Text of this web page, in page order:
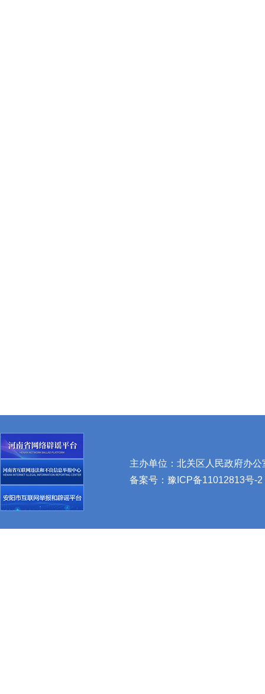
主办单位：北关区人民政府办
备案号： 豫ICP备11012813号-2